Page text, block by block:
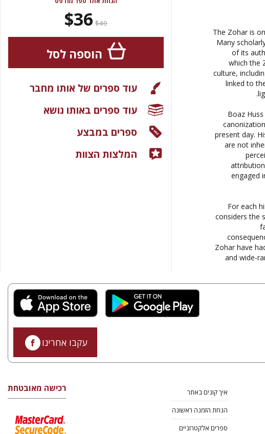
The Zohar is
Many
of its
which the
culture,
linked to
Boaz
present day.
are not
engaged
For each
considers the
Zohar have
and wide-
$40
$36
הוספה לסל
עוד ספרים של אותו מחבר
עוד ספרים באותו נושא
ספרים במבצע
המלצות הצוות
עקבו אחרינו
איך קונים באתר
הנחת הזמנה ראשונה
ספרים אלקטרוניים
רכישה מאובטחת